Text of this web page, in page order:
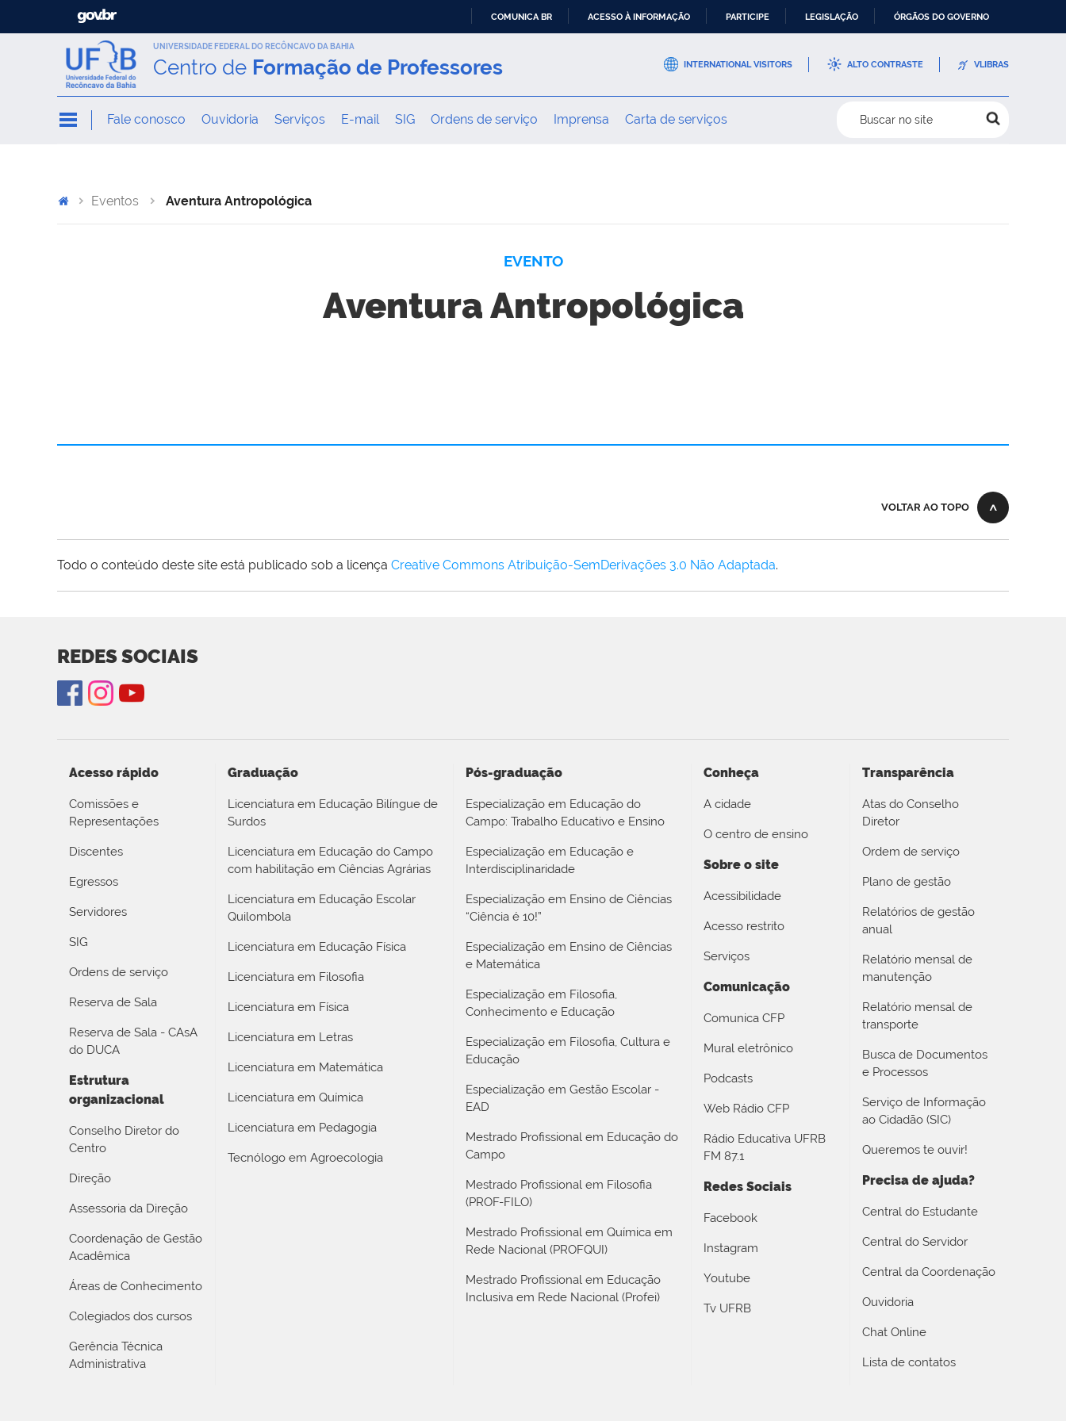
CONTEÚDO
COMUNICA BR ACESSO À INFORMAÇÃO PARTICIPE LEGISLAÇÃO ÓRGÃOS DO GOVERNO
UNIVERSIDADE FEDERAL DO RECÔNCAVO DA BAHIA
Centro de Formação de Professores INTERNATIONAL VISITORS ALTO CONTRASTE VLIBRAS
Fale conosco Ouvidoria Serviços E-mail SIG Ordens de serviço Imprensa Carta de serviços Buscar no site
Eventos Aventura Antropológica
EVENTO
Aventura Antropológica
VOLTAR AO TOPO
Todo o conteúdo deste site está publicado sob a licença Creative Commons Atribuição-SemDerivações 3.0 Não Adaptada.
REDES SOCIAIS
Acesso rápido
Comissões e
Representações
Discentes
Egressos
Servidores
SIG
Ordens de serviço
Reserva de Sala
Reserva de Sala - CAsA
do DUCA
Estrutura
organizacional
Conselho Diretor do
Centro
Direção
Assessoria da Direção
Coordenação de Gestão
Acadêmica
Áreas de Conhecimento
Colegiados dos cursos
Gerência Técnica
Administrativa
Graduação
Licenciatura em Educação Bilíngue de
Surdos
Licenciatura em Educação do Campo
com habilitação em Ciências Agrárias
Licenciatura em Educação Escolar
Quilombola
Licenciatura em Educação Física
Licenciatura em Filosofia
Licenciatura em Física
Licenciatura em Letras
Licenciatura em Matemática
Licenciatura em Química
Licenciatura em Pedagogia
Tecnólogo em Agroecologia
Pós-graduação
Especialização em Educação do
Campo: Trabalho Educativo e Ensino
Especialização em Educação e
Interdisciplinaridade
Especialização em Ensino de Ciências
“Ciência é 10!”
Especialização em Ensino de Ciências
e Matemática
Especialização em Filosofia,
Conhecimento e Educação
Especialização em Filosofia, Cultura e
Educação
Especialização em Gestão Escolar -
EAD
Mestrado Profissional em Educação do
Campo
Mestrado Profissional em Filosofia
(PROF-FILO)
Mestrado Profissional em Química em
Rede Nacional (PROFQUI)
Mestrado Profissional em Educação
Inclusiva em Rede Nacional (Profei)
Conheça
A cidade
O centro de ensino
Sobre o site
Acessibilidade
Acesso restrito
Serviços
Comunicação
Comunica CFP
Mural eletrônico
Podcasts
Web Rádio CFP
Rádio Educativa UFRB
FM 87.1
Redes Sociais
Facebook
Instagram
Youtube
Tv UFRB
Transparência
Atas do Conselho
Diretor
Ordem de serviço
Plano de gestão
Relatórios de gestão
anual
Relatório mensal de
manutenção
Relatório mensal de
transporte
Busca de Documentos
e Processos
Serviço de Informação
ao Cidadão (SIC)
Queremos te ouvir!
Precisa de ajuda?
Central do Estudante
Central do Servidor
Central da Coordenação
Ouvidoria
Chat Online
Lista de contatos